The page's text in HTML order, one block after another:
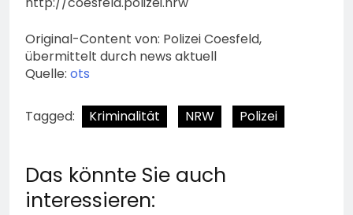
Original-Content von: Polizei Coesfeld,
übermittelt durch news aktuell
Quelle: ots
Tagged: Kriminalität NRW Polizei
Das könnte Sie auch
interessieren: